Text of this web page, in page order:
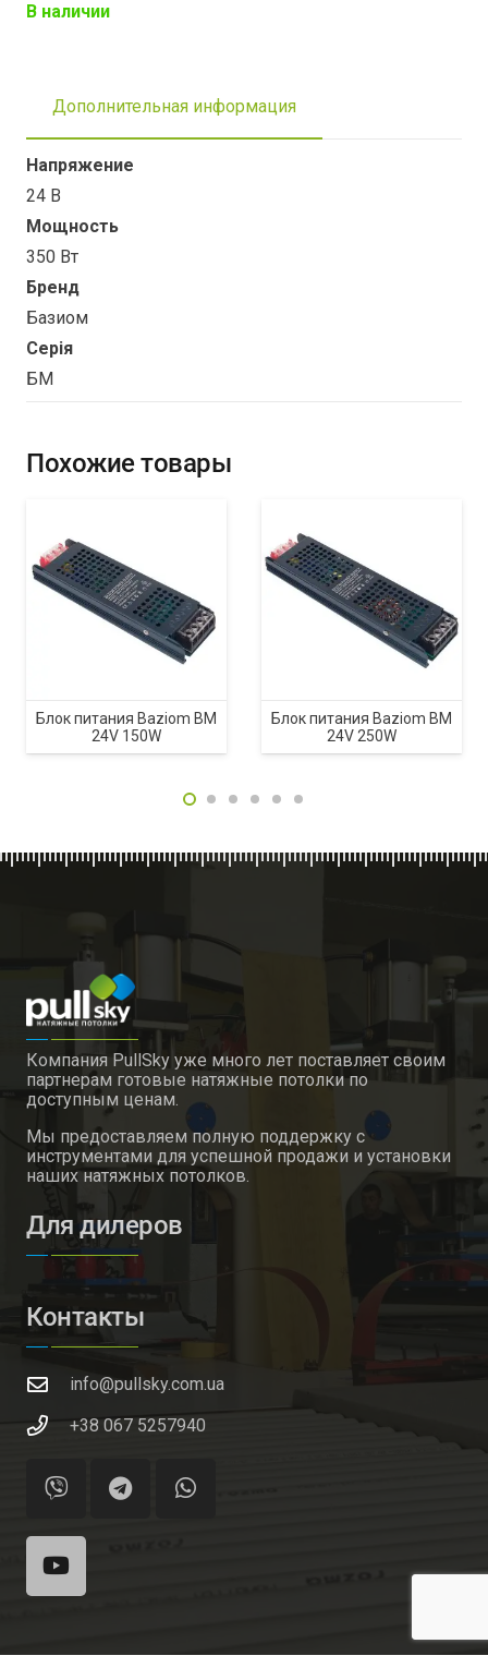
В наличии
Дополнительная информация
Напряжение
24 В
Мощность
350 Вт
Бренд
Базиом
Серія
БМ
Похожие товары
Блок питания Baziom BM
24V 150W
Блок питания Baziom BM
24V 250W
Компания PullSky уже много лет поставляет своим
партнерам готовые натяжные потолки по
доступным ценам.
Мы предоставляем полную поддержку с
инструментами для успешной продажи и установки
наших натяжных потолков.
Для дилеров
Контакты
info@pullsky.com.ua
+38 067 5257940